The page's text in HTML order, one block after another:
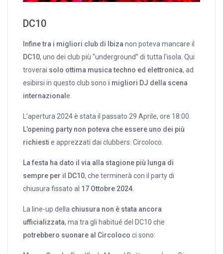
DC10
Infine tra i migliori club di Ibiza non poteva mancare il
DC10, uno dei club più “underground” di tutta l’isola. Qui
troverai solo ottima musica techno ed elettronica, ad
esibirsi in questo club sono i migliori DJ della scena
internazionale.
L’apertura 2024 è stata il passato 29 Aprile, ore 18:00.
L’opening party non poteva che essere uno dei più
richiesti e apprezzati dai clubbers: Circoloco.
La festa ha dato il via alla stagione più lunga di
sempre per il DC10, che terminerà con il party di
chiusura fissato al 17 Ottobre 2024.
La line-up della chiusura non è stata ancora
ufficializzata, ma tra gli habitué del DC10 che
potrebbero suonare al Circoloco ci sono: